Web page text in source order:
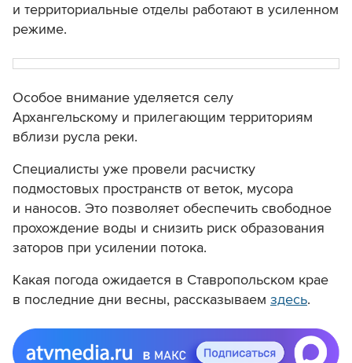
и территориальные отделы работают в усиленном
режиме.
Особое внимание уделяется селу
Архангельскому и прилегающим территориям
вблизи русла реки.
Специалисты уже провели расчистку
подмостовых пространств от веток, мусора
и наносов. Это позволяет обеспечить свободное
прохождение воды и снизить риск образования
заторов при усилении потока.
Какая погода ожидается в Ставропольском крае
в последние дни весны, рассказываем здесь.